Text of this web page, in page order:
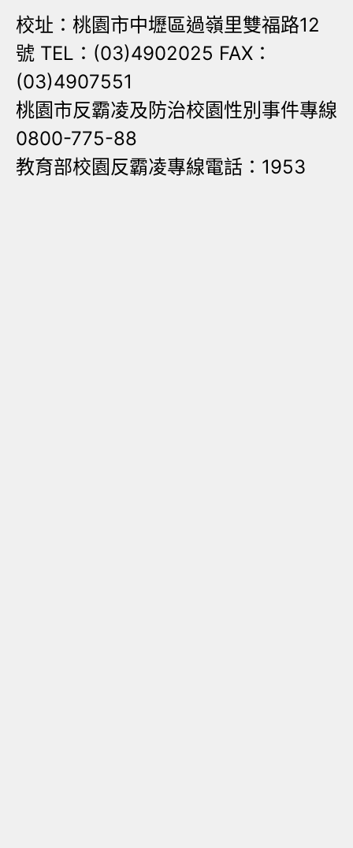
校址：桃園市中壢區過嶺里雙福路12
號 TEL：(03)4902025 FAX：
(03)4907551
桃園市反霸凌及防治校園性別事件專線
0800-775-88
教育部校園反霸凌專線電話：1953